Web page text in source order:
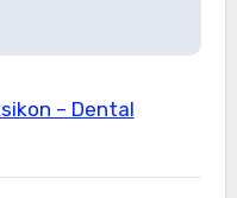
– Dental